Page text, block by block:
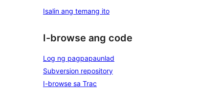
Isalin ang temang ito
I-browse ang code
Log ng pagpapaunlad
Subversion repository
I-browse sa Trac